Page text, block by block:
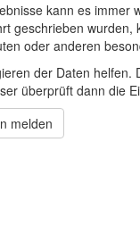
kann es
geschrieben
oder anderen
der Daten
überprüft dann die
melden